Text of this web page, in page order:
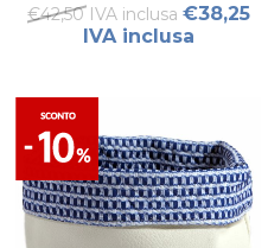
ACQUA L
€42,50 IVA inclusa €38,25
IVA inclusa